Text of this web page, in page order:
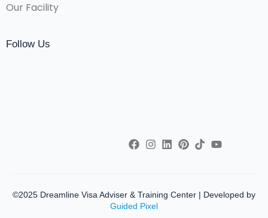
Our Facility
Follow Us
©2025 Dreamline Visa Adviser & Training Center | Developed by
Guided Pixel